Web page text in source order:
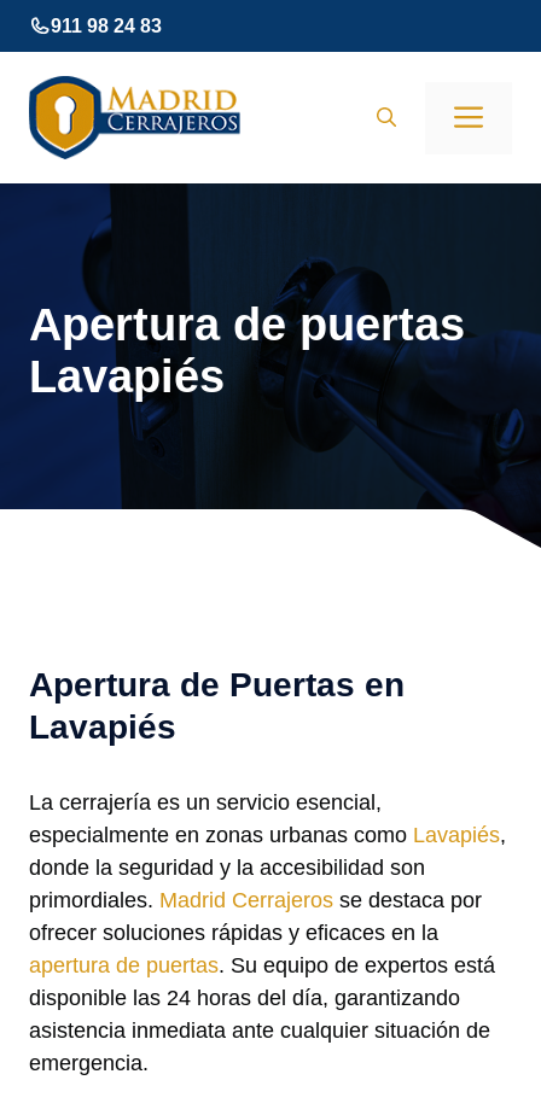
Saltar
al
contenido
911 98 24 83
Apertura de puertas
Lavapiés
Apertura de Puertas en
Lavapiés
La cerrajería es un servicio esencial,
especialmente en zonas urbanas como Lavapiés,
donde la seguridad y la accesibilidad son
primordiales. Madrid Cerrajeros se destaca por
ofrecer soluciones rápidas y eficaces en la
apertura de puertas. Su equipo de expertos está
disponible las 24 horas del día, garantizando
asistencia inmediata ante cualquier situación de
emergencia.